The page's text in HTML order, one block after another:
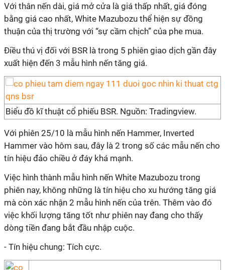
Với thân nến dài, giá mở cửa là giá thấp nhất, giá đóng
bằng giá cao nhất, White Mazubozu thể hiện sự đồng
thuận của thị trường với “sự cầm chịch” của phe mua.
Điều thú vị đối với BSR là trong 5 phiên giao dịch gần đây
xuất hiện đến 3 mẫu hình nến tăng giá.
Biểu đồ kĩ thuật cổ phiếu BSR. Nguồn: Tradingview.
Với phiên 25/10 là mẫu hình nến Hammer, Inverted
Hammer vào hôm sau, đây là 2 trong số các mẫu nến cho
tín hiệu đảo chiều ở đáy khá mạnh.
Việc hình thành mẫu hình nến White Mazubozu trong
phiên nay, không những là tín hiệu cho xu hướng tăng giá
mà còn xác nhận 2 mẫu hình nến của trên. Thêm vào đó
việc khối lượng tăng tốt như phiên nay đang cho thấy
dòng tiền đang bắt đầu nhập cuộc.
- Tín hiệu chung: Tích cực.